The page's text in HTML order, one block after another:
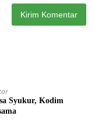
Syukur, Kodim